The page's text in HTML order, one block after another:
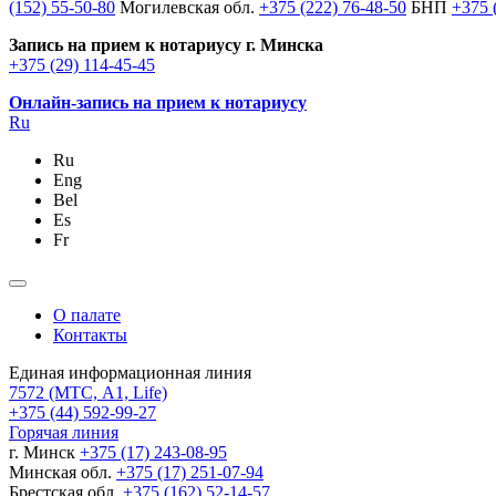
(152) 55-50-80 Могилевская обл. +375 (222) 76-48-50 БНП +375
Запись на прием к нотариусу г. Минска
+375 (29) 114-45-45
Онлайн-запись на прием к нотариусу
Ru
Ru
Eng
Bel
Es
Fr
О палате
Контакты
Единая информационная линия
7572 (МТС, A1, Life)
+375 (44) 592-99-27
Горячая линия
г. Минск +375 (17) 243-08-95
Минская обл. +375 (17) 251-07-94
Брестская обл. +375 (162) 52-14-57